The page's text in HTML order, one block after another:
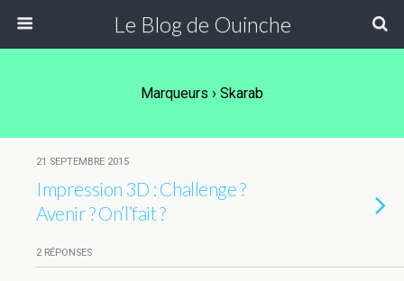
Le Blog de Ouinche
Marqueurs › Skarab
21 SEPTEMBRE 2015
Impression 3D : Challenge ?
Avenir ? On’l’fait ?
2 RÉPONSES